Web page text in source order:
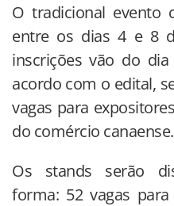
O tradicional evento
entre os dias 4 e 8
inscrições vão do
acordo com o edital,
vagas para
do comércio canaense.
Os stands serão
forma: 52 vagas